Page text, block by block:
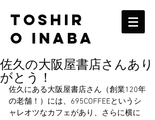
TOSHIR
O INABA
佐久の大阪屋書店さんあり
がとう！
佐久にある大阪屋書店さん（創業120年
の老舗！）には、695COFFEEというシ
ャレオツなカフェがあり、さらに横に